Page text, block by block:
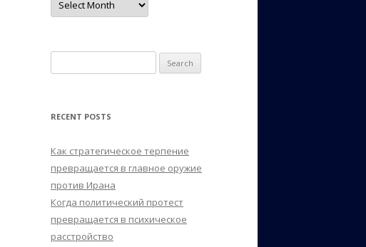
for:
RECENT POSTS
Как стратегическое терпение
превращается в главное оружие
против Ирана
Когда политический протест
превращается в психическое
расстройство